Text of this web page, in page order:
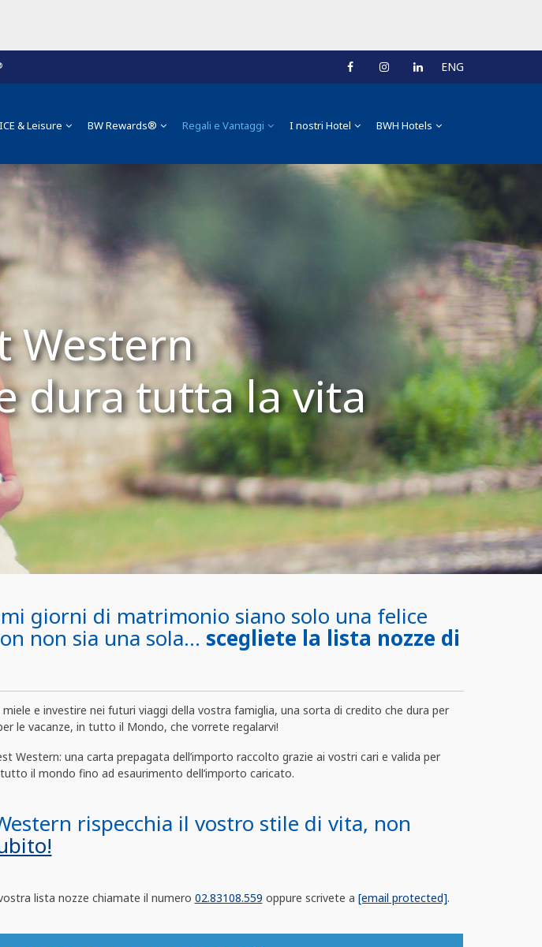
ENG
& Leisure BW Rewards® Regali e Vantaggi I nostri Hotel BWH Hotels
Western
dura tutta la vita
giorni di matrimonio siano solo una felice
non sia una sola… scegliete la lista nozze di
miele e investire nei futuri viaggi della vostra famiglia, una sorta di credito che dura per
le vacanze, in tutto il Mondo, che vorrete regalarvi!
Western: una carta prepagata dell’importo raccolto grazie ai vostri cari e valida per
il mondo fino ad esaurimento dell’importo caricato.
rispecchia il vostro stile di vita, non
lista nozze chiamate il numero 02.83108.559 oppure scrivete a [email protected].